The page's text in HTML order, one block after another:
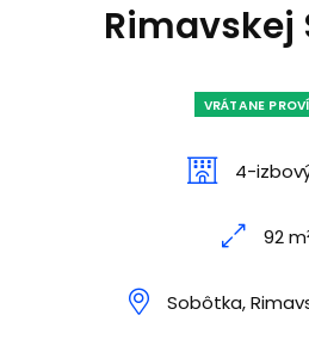
Rimavskej
VRÁTANE
4-
92
Sobôtka,